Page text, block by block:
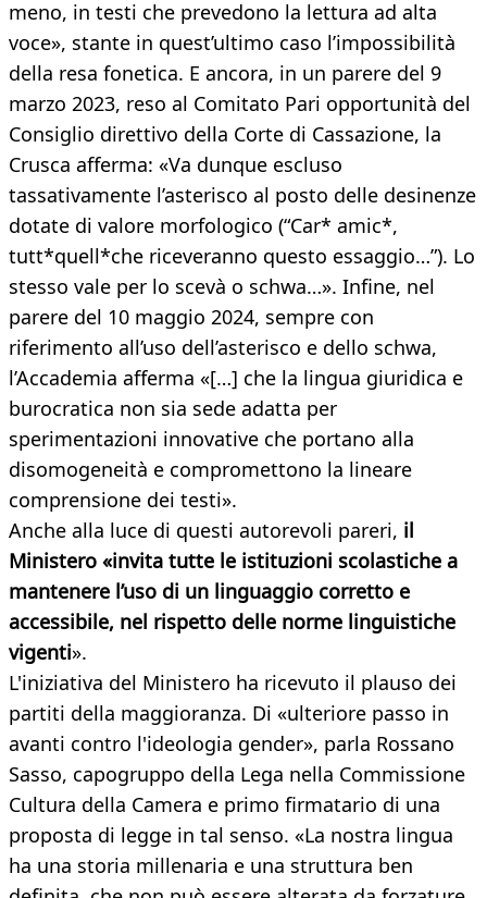
meno, in testi che prevedono la lettura ad alta
voce», stante in quest’ultimo caso l’impossibilità
della resa fonetica. E ancora, in un parere del 9
marzo 2023, reso al Comitato Pari opportunità del
Consiglio direttivo della Corte di Cassazione, la
Crusca afferma: «Va dunque escluso
tassativamente l’asterisco al posto delle desinenze
dotate di valore morfologico (“Car* amic*,
tutt*quell*che riceveranno questo essaggio…”). Lo
stesso vale per lo scevà o schwa…». Infine, nel
parere del 10 maggio 2024, sempre con
riferimento all’uso dell’asterisco e dello schwa,
l’Accademia afferma «[…] che la lingua giuridica e
burocratica non sia sede adatta per
sperimentazioni innovative che portano alla
disomogeneità e compromettono la lineare
comprensione dei testi».
Anche alla luce di questi autorevoli pareri, il
Ministero «invita tutte le istituzioni scolastiche a
mantenere l’uso di un linguaggio corretto e
accessibile, nel rispetto delle norme linguistiche
vigenti».
L'iniziativa del Ministero ha ricevuto il plauso dei
partiti della maggioranza. Di «ulteriore passo in
avanti contro l'ideologia gender», parla Rossano
Sasso, capogruppo della Lega nella Commissione
Cultura della Camera e primo firmatario di una
proposta di legge in tal senso. «La nostra lingua
ha una storia millenaria e una struttura ben